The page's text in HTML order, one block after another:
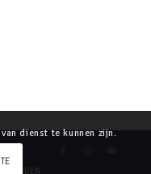
dienst te kunnen zijn.